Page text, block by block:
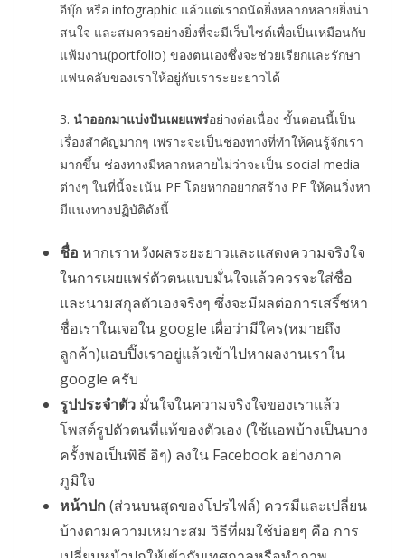
อีบุ๊ก หรือ infographic แล้วแต่เราถนัดยิ่งหลากหลายยิ่งน่า
สนใจ และสมควรอย่างยิ่งที่จะมีเว็บไซต์เพื่อเป็นเหมือนกับ
แฟ้มงาน(portfolio) ของตนเองซึ่งจะช่วยเรียกและรักษา
แฟนคลับของเราให้อยู่กับเราระยะยาวได้
3. นำออกมาแบ่งปันเผยแพร่อย่างต่อเนื่อง ขั้นตอนนี้เป็น
เรื่องสำคัญมากๆ เพราะจะเป็นช่องทางที่ทำให้คนรู้จักเรา
มากขึ้น ช่องทางมีหลากหลายไม่ว่าจะเป็น social media
ต่างๆ ในที่นี้จะเน้น PF โดยหากอยากสร้าง PF ให้คนวิ่งหา
มีแนงทางปฏิบัติดังนี้
ชื่อ หากเราหวังผลระยะยาวและแสดงความจริงใจ
ในการเผยแพร่ตัวตนแบบมั่นใจแล้วควรจะใส่ชื่อ
และนามสกุลตัวเองจริงๆ ซึ่งจะมีผลต่อการเสริ์ซหา
ชื่อเราในเจอใน google เผื่อว่ามีใคร(หมายถึง
ลูกค้า)แอบปิ๊งเราอยู่แล้วเข้าไปหาผลงานเราใน
google ครับ
รูปประจำตัว มั่นใจในความจริงใจของเราแล้ว
โพสต์รูปตัวตนที่แท้ของตัวเอง (ใช้แอพบ้างเป็นบาง
ครั้งพอเป็นพิธี อิๆ) ลงใน Facebook อย่างภาค
ภูมิใจ
หน้าปก (ส่วนบนสุดของโปรไฟล์) ควรมีและเปลี่ยน
บ้างตามความเหมาะสม วิธีที่ผมใช้บ่อยๆ คือ การ